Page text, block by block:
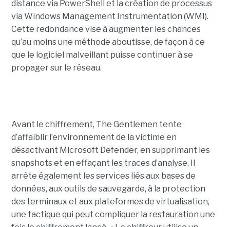
distance via PowerShell et la création de processus
via Windows Management Instrumentation (WMI).
Cette redondance vise à augmenter les chances
qu’au moins une méthode aboutisse, de façon à ce
que le logiciel malveillant puisse continuer à se
propager sur le réseau.
Avant le chiffrement, The Gentlemen tente
d’affaiblir l’environnement de la victime en
désactivant Microsoft Defender, en supprimant les
snapshots et en effaçant les traces d’analyse. Il
arrête également les services liés aux bases de
données, aux outils de sauvegarde, à la protection
des terminaux et aux plateformes de virtualisation,
une tactique qui peut compliquer la restauration une